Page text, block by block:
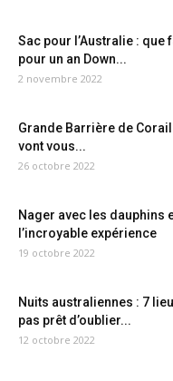
Sac pour l’Australie :
pour un an Down...
2 novembre 2022
Grande Barrière de
vont vous...
26 octobre 2022
Nager avec les dauphins
l’incroyable expérience
19 octobre 2022
Nuits australiennes : 7
pas prêt d’oublier...
12 octobre 2022